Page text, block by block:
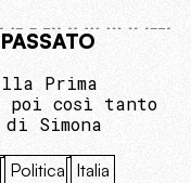
Prima
così tanto
Simona
Politica Italia